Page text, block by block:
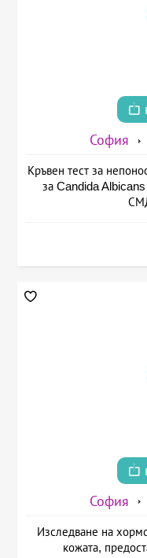
София
Кръвен тест за
за Candida
София
Изследване на
кожата,